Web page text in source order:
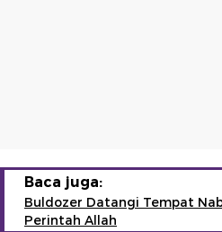
Baca juga:
Buldozer Datangi Tempat
Perintah Allah